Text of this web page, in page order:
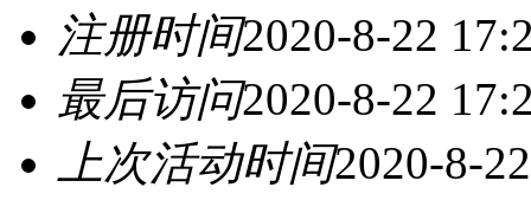
注册时间2020-8-22
最后访问2020-8-22
上次活动时间2020-8-